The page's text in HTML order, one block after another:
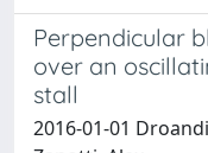
Perpendicular
over an
stall
2016-01-01